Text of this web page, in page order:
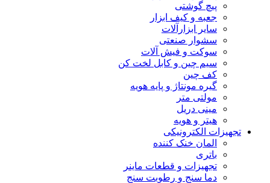
پیچ گوشتی
جعبه و کیف ابزار
سایر ابزارآلات
سشوار صنعتی
سوکت و فیش آلات
سیم چین و کابل لخت کن
کف چین
گیره مونتاژ و پایه هویه
مولتی متر
مینی دریل
هیتر و هویه
تجهیزات الکترونیکی
المان خنک کننده
باتری
تجهیزات و قطعات ماینر
دما سنج و رطوبت سنج